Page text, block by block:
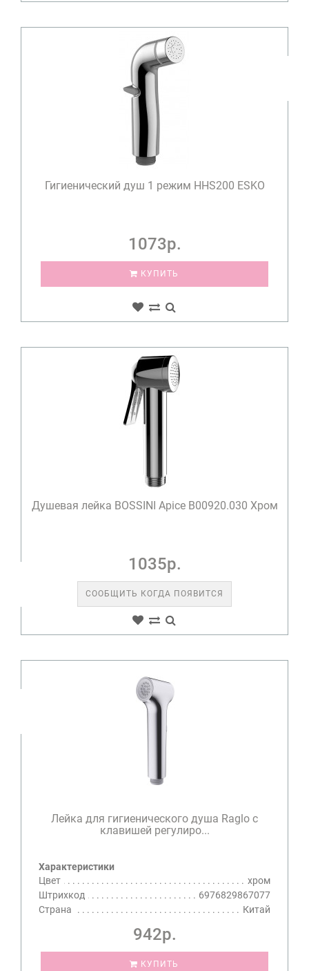
Гигиенический душ 1 режим HHS200 ESKO
1073р.
КУПИТЬ
Душевая лейка BOSSINI Apice B00920.030 Хром
1035р.
СООБЩИТЬ КОГДА ПОЯВИТСЯ
Лейка для гигиенического душа Raglo с
клавишей регулиро...
Характеристики
Цвет
хром
Штрихкод
6976829867077
Страна
Китай
942р.
КУПИТЬ